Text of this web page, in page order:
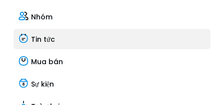
Nhóm
Tin tức
Mua bán
Sự kiện